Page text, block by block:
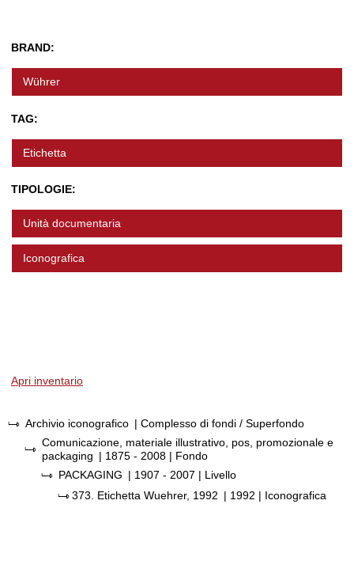
BRAND:
Wührer
TAG:
Etichetta
TIPOLOGIE:
Unità documentaria
Iconografica
Apri inventario
Archivio iconografico | Complesso di fondi / Superfondo
Comunicazione, materiale illustrativo, pos, promozionale e
packaging | 1875 - 2008 | Fondo
PACKAGING | 1907 - 2007 | Livello
373.
Etichetta Wuehrer, 1992 | 1992 | Iconografica